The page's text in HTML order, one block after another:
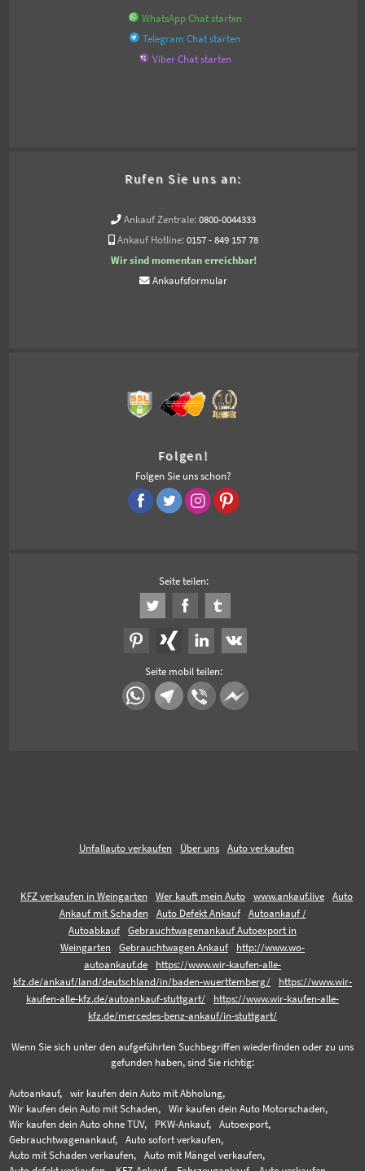
WhatsApp Chat starten
Telegram Chat starten
Viber Chat starten
Rufen Sie uns an:
Ankauf Zentrale: 0800-0044333
Ankauf Hotline: 0157 - 849 157 78
Wir sind momentan erreichbar!
Ankaufsformular
Folgen!
Folgen Sie uns schon?
Seite teilen:
Seite mobil teilen:
Unfallauto verkaufen Über uns Auto verkaufen
KFZ verkaufen in Weingarten Wer kauft mein Auto www.ankauf.live
Auto
Ankauf mit Schaden
Auto Defekt Ankauf
Autoankauf /
Autoabkauf
Gebrauchtwagenankauf Autoexport in
Weingarten
Gebrauchtwagen Ankauf
http://www.wo-
autoankauf.de
https://www.wir-kaufen-alle-
kfz.de/ankauf/land/deutschland/in/baden-wuerttemberg/
https://www.wir-
kaufen-alle-kfz.de/autoankauf-stuttgart/
https://www.wir-kaufen-alle-
kfz.de/mercedes-benz-ankauf/in-stuttgart/
Wenn Sie sich unter den aufgeführten Suchbegriffen wiederfinden oder zu uns
gefunden haben, sind Sie richtig:
Autoankauf,
wir kaufen dein Auto mit Abholung,
Wir kaufen dein Auto mit Schaden,
Wir kaufen dein Auto Motorschaden,
Wir kaufen dein Auto ohne TÜV,
PKW-Ankauf,
Autoexport,
Gebrauchtwagenankauf,
Auto sofort verkaufen,
Auto mit Schaden verkaufen,
Auto mit Mängel verkaufen,